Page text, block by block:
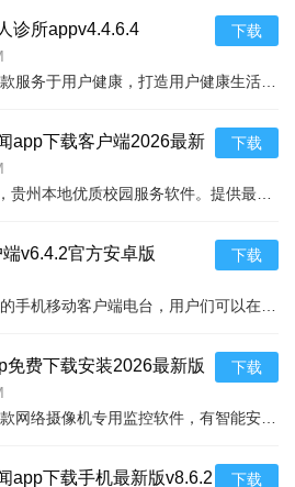
诊所appv4.4.6.4 下载
app下载客户端2026最新
新安卓版
下载
v6.4.2官方安卓版 下载
免费下载安装2026最新版
下载
app下载手机最新版v8.6.2 下载